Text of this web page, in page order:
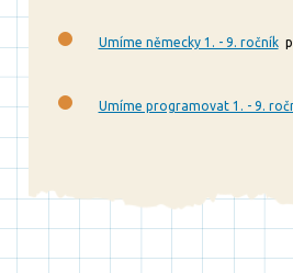
Umíme německy 1. - 9. ročník
Umíme programovat 1. - 9.